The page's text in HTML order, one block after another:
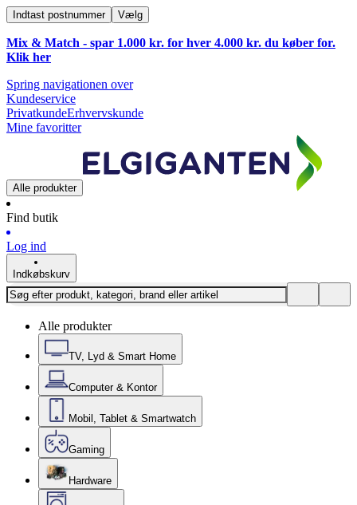
Indtast postnummer Vælg
Mix & Match - spar 1.000 kr. for hver 4.000 kr. du køber for.
Klik her
Spring navigationen over
Kundeservice
PrivatkundeErhvervskunde
Mine favoritter
Alle produkter
Find butik
Log ind
Indkøbskurv
Alle produkter
TV, Lyd & Smart Home
Computer & Kontor
Mobil, Tablet & Smartwatch
Gaming
Hardware